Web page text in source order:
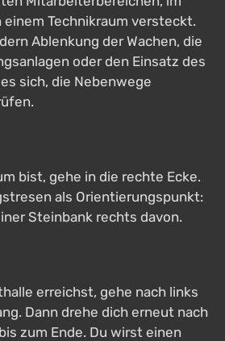
einem Technikraum versteckt.
Ablenkung der Wachen, die
oder den Einsatz des
sich, die Nebenwege
bist, gehe in die rechte Ecke.
als Orientierungspunkt:
Steinbank rechts davon.
erreichst, gehe nach links
Dann drehe dich erneut nach
zum Ende. Du wirst einen